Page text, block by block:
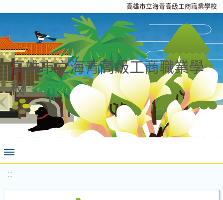
高雄市立海青高級工商職業學校
高雄市立海青高級工商職業學
校
:::